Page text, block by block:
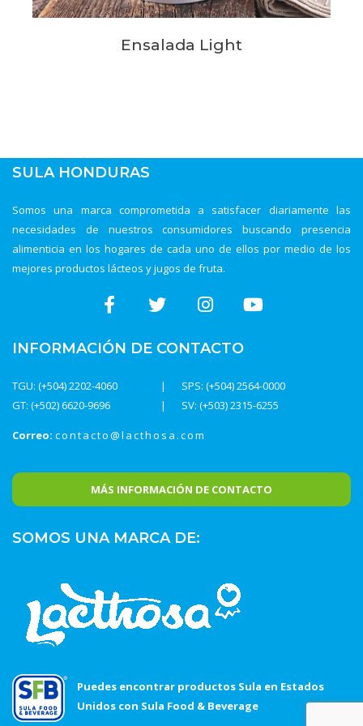
Ensalada Light
SULA HONDURAS
Somos una marca comprometida a satisfacer diariamente las
necesidades de nuestros consumidores buscando presencia
alimenticia en los hogares de cada uno de ellos por medio de los
mejores productos lácteos y jugos de fruta.
INFORMACIÓN DE CONTACTO
TGU: (+504) 2202-4060
SPS: (+504) 2564-0000
SV: (+503) 2315-6255
GT: (+502) 6620-9696
Correo: contacto@lacthosa.com
MÁS INFORMACIÓN DE CONTACTO
SOMOS UNA MARCA DE:
Puedes encontrar productos Sula en Estados
Unidos con Sula Food & Beverage